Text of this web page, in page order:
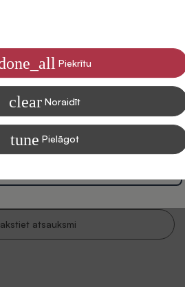
atsauksmi par šo produktu. Jūsu
un var palīdzēt citiem klientiem
atsauksmi
jaunumus savā e-pastā
Jūsu datus mārketinga nolūkiem,
Piekrītu
clear Noraidīt
tune Pielāgot